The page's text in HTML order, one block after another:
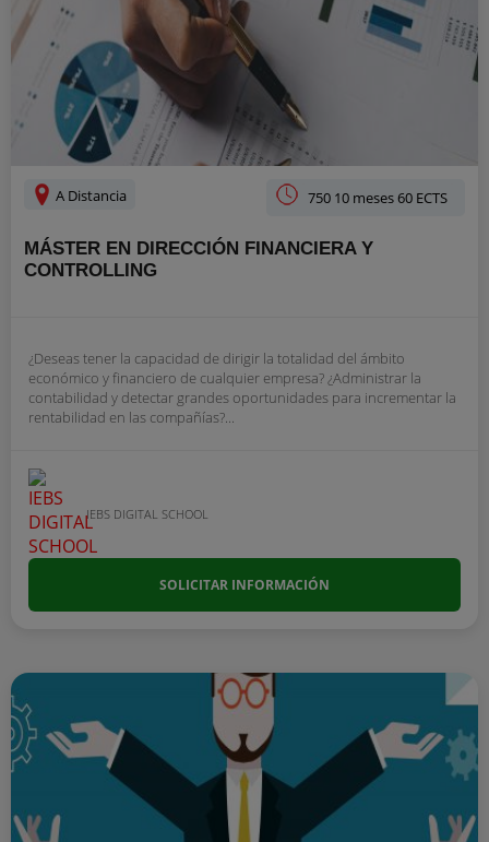
A Distancia 750 10 meses 60 ECTS
MÁSTER EN DIRECCIÓN FINANCIERA Y
CONTROLLING
¿Deseas tener la capacidad de dirigir la totalidad del ámbito
económico y financiero de cualquier empresa? ¿Administrar la
contabilidad y detectar grandes oportunidades para incrementar la
rentabilidad en las compañías?...
IEBS DIGITAL SCHOOL
SOLICITAR INFORMACIÓN